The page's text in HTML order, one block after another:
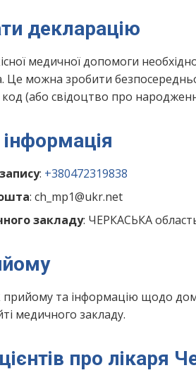
декларацію
медичної допомоги
Це можна зробити
код (або свідоцтво про
: +380472319838
: ch_mp1@ukr.net
закладу: ЧЕРКАСЬКА
прийому та інформацію щодо
медичного закладу.
про лікаря